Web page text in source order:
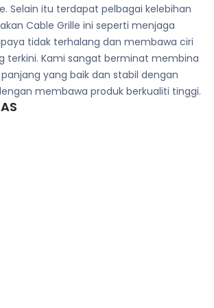
Selain itu terdapat pelbagai kelebihan
Cable Grille ini seperti menjaga
tidak terhalang dan membawa ciri
terkini. Kami sangat berminat membina
yang baik dan stabil dengan
membawa produk berkualiti tinggi.